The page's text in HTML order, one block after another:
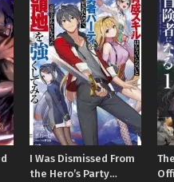
I Was Dismissed From
the Hero’s Party